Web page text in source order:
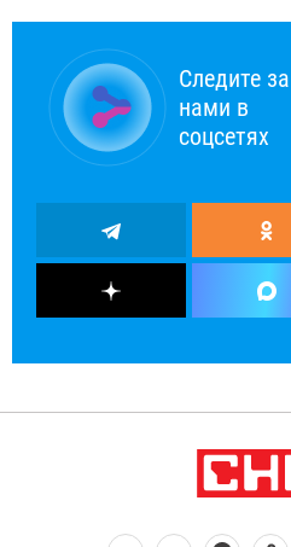
Следите за
нами в
соцсетях